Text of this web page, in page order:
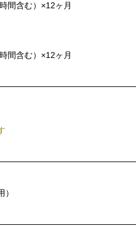
間含む）×12ヶ月
間含む）×12ヶ月